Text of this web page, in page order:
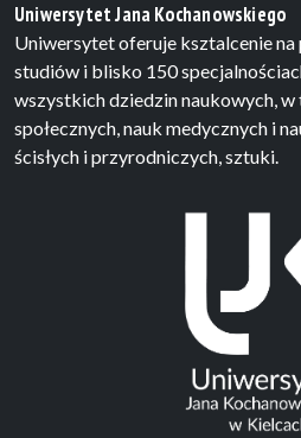
Uniwersytet Jana Kochanowskiego
Uniwersytet oferuje ksztalcenie na
studiów i blisko 150
wszystkich dziedzin naukowych, w
społecznych, nauk medycznych i
ścisłych i przyrodniczych, sztuki.